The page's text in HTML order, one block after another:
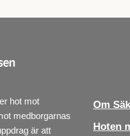
hot mot
medborgarnas
är att
Om
Hoten